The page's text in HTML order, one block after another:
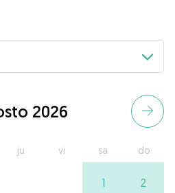
2026
ju vi sa do
1 2